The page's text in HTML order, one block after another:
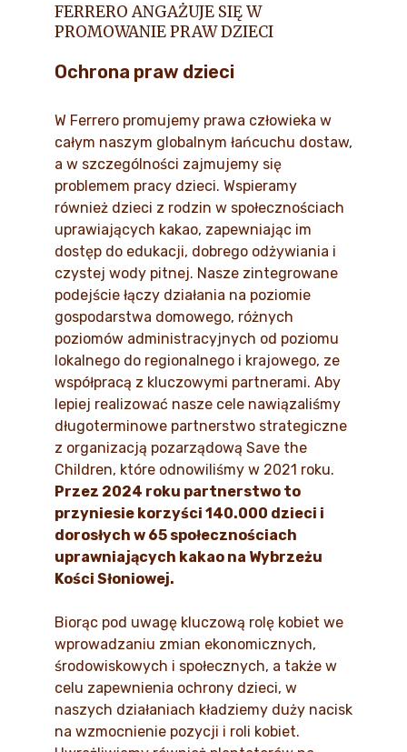
FERRERO ANGAŻUJE SIĘ W
PROMOWANIE PRAW DZIECI
Ochrona praw dzieci
W Ferrero promujemy prawa człowieka w
całym naszym globalnym łańcuchu dostaw,
a w szczególności zajmujemy się
problemem pracy dzieci. Wspieramy
również dzieci z rodzin w społecznościach
uprawiających kakao, zapewniając im
dostęp do edukacji, dobrego odżywiania i
czystej wody pitnej. Nasze zintegrowane
podejście łączy działania na poziomie
gospodarstwa domowego, różnych
poziomów administracyjnych od poziomu
lokalnego do regionalnego i krajowego, ze
współpracą z kluczowymi partnerami. Aby
lepiej realizować nasze cele nawiązaliśmy
długoterminowe partnerstwo strategiczne
z organizacją pozarządową Save the
Children, które odnowiliśmy w 2021 roku.
Przez 2024 roku partnerstwo to
przyniesie korzyści 140.000 dzieci i
dorosłych w 65 społecznościach
uprawniających kakao na Wybrzeżu
Kości Słoniowej.
Biorąc pod uwagę kluczową rolę kobiet we
wprowadzaniu zmian ekonomicznych,
środowiskowych i społecznych, a także w
celu zapewnienia ochrony dzieci, w
naszych działaniach kładziemy duży nacisk
na wzmocnienie pozycji i roli kobiet.